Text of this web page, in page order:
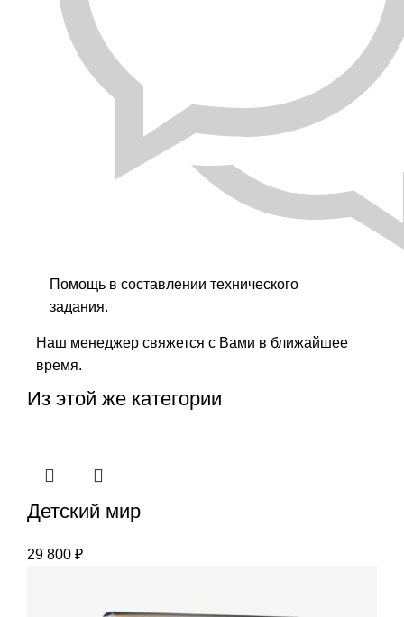
Помощь в составлении технического
задания.
Наш менеджер свяжется с Вами в ближайшее
время.
Из этой же категории
Детский мир
29 800 ₽